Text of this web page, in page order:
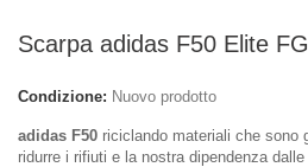
Scarpa adidas F50 Elite
Condizione: Nuovo prodotto
adidas F50 riciclando materiali che sono
ridurre i rifiuti e la nostra dipendenza